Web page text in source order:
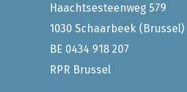
Haachtsesteenweg 579
1030 Schaarbeek (Brussel)
BE 0434 918 207
RPR Brussel